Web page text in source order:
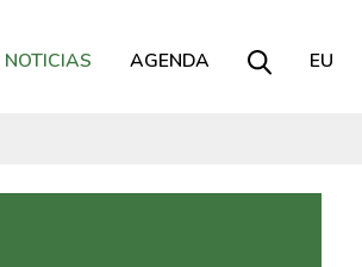
NOTICIAS AGENDA EU